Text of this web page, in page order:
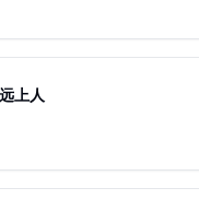
上人